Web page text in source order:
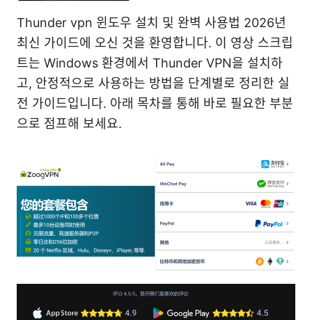
Thunder vpn 윈도우 설치 및 완벽 사용법 2026년
최신 가이드에 오신 것을 환영합니다. 이 영상 스크립
트는 Windows 환경에서 Thunder VPN을 설치하
고, 안정적으로 사용하는 방법을 단계별로 정리한 실
전 가이드입니다. 아래 목차를 통해 바로 필요한 부분
으로 점프해 보세요.